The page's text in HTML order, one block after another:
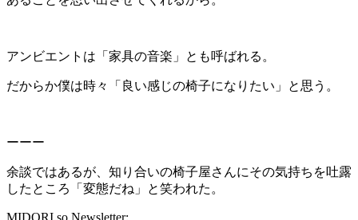
アンビエントは「家具の音楽」とも呼ばれる。
だからか僕は時々「良い感じの椅子になりたい」と思う。
ーーー
余談ではあるが、知り合いの椅子屋さんにその気持ちを吐露
したところ「変態だね」と笑われた。